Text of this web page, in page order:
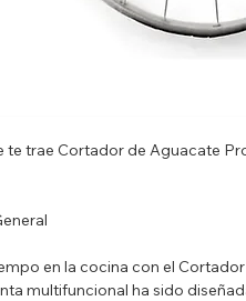
te trae Cortador de Aguacate
en la cocina con el
multifuncional ha sido